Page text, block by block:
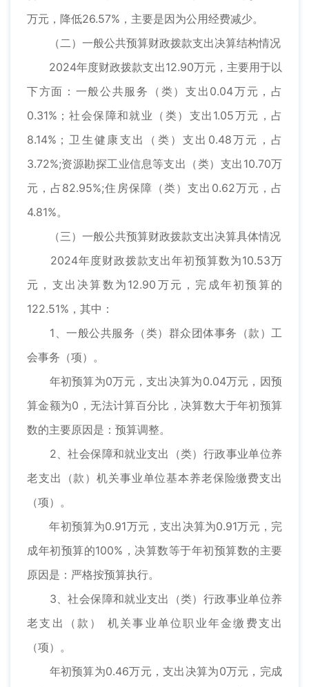
万元，降低26.57%，主要是因为公用经费减少。
（二）一般公共预算财政拨款支出决算结构情况
2024年度财政拨款支出12.90万元，主要用于以
下方面：一般公共服务（类）支出0.04万元，占
0.31%；社会保障和就业（类）支出1.05万元，占
8.14%；卫生健康支出（类）支出0.48万元，占
3.72%;资源勘探工业信息等支出（类）支出10.70万
元，占82.95%;住房保障（类）支出0.62万元，占
4.81%。
（三）一般公共预算财政拨款支出决算具体情况
2024年度财政拨款支出年初预算数为10.53万
元，支出决算数为12.90万元，完成年初预算的
122.51%，其中：
1、一般公共服务（类）群众团体事务（款）工
会事务（项）。
年初预算为0万元，支出决算为0.04万元，因预
算金额为0，无法计算百分比，决算数大于年初预算
数的主要原因是：预算调整。
2、社会保障和就业支出（类）行政事业单位养
老支出（款）机关事业单位基本养老保险缴费支出
（项）。
年初预算为0.91万元，支出决算为0.91万元，完
成年初预算的100%，决算数等于年初预算数的主要
原因是：严格按预算执行。
3、社会保障和就业支出（类）行政事业单位养
老支出（款） 机关事业单位职业年金缴费支出
（项）。
年初预算为0.46万元，支出决算为0万元，完成